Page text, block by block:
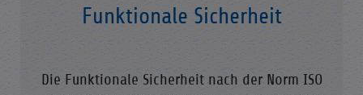
Funktionale Sicherheit
Die Funktionale Sicherheit nach der Norm ISO